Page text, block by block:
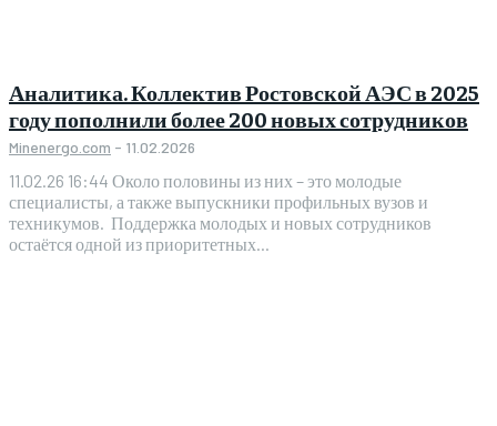
Аналитика. Коллектив Ростовской АЭС в 2025
году пополнили более 200 новых сотрудников
Minenergo.com - 11.02.2026
11.02.26 16:44 Около половины из них – это молодые
специалисты, а также выпускники профильных вузов и
техникумов. Поддержка молодых и новых сотрудников
остаётся одной из приоритетных...